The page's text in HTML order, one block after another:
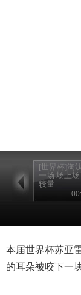
[世界杯]淘
一场 场上
较量
本届世界杯苏亚
的耳朵被咬下一块